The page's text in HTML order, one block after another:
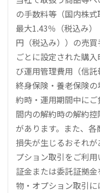
の手数料等（国内株
最大1.43％（税込み
円（税込み））の売
ごとに設定された購
び運用管理費用（信
終身保険・養老保険
約時・運用期間中に
間内の解約時の解約
があります。また、
損失が生じるおそれ
プション取引をご利
証金または委託証拠
物・オプション取引